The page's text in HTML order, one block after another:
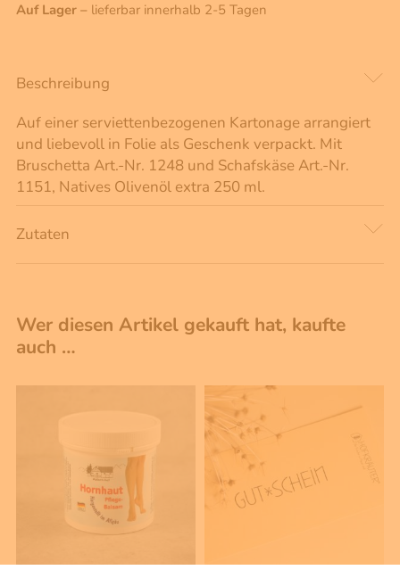
Auf Lager – lieferbar innerhalb 2-5 Tagen
Beschreibung
Auf einer serviettenbezogenen Kartonage arrangiert
und liebevoll in Folie als Geschenk verpackt. Mit
Bruschetta Art.-Nr. 1248 und Schafskäse Art.-Nr.
1151, Natives Olivenöl extra 250 ml.
Zutaten
Wer diesen Artikel gekauft hat, kaufte
auch …